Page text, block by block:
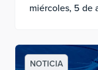
visitantes
miércoles, 5 de
NOTICIA